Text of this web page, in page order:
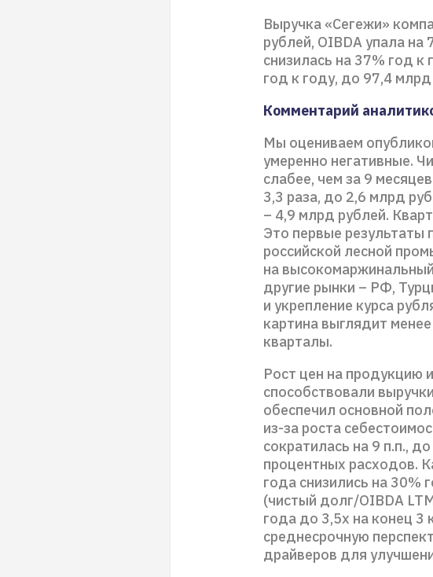
Выручка «Сегежи»
рублей, OIBDA упала
снизилась на 37% год
год к году, до 97,4 млрд
Комментарий
Мы оцениваем
умеренно негативные.
слабее, чем за 9
3,3 раза, до 2,6 млрд
– 4,9 млрд рублей.
Это первые результаты
российской лесной
на
другие рынки – РФ,
и укрепление курса
картина выглядит
кварталы.
Рост цен на продукцию
способствовали
обеспечил основной
из-за роста
сократилась на 9 п.п.,
процентных расходов.
года снизились на 30%
(чистый долг/OIBDA
года до 3,5х на конец 3
среднесрочную
драйверов для